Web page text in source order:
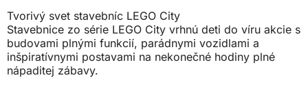
Tvorivý svet stavebníc LEGO City
Stavebnice zo série LEGO City vrhnú deti do víru akcie s
budovami plnými funkcií, parádnymi vozidlami a
inšpiratívnymi postavami na nekonečné hodiny plné
nápaditej zábavy.